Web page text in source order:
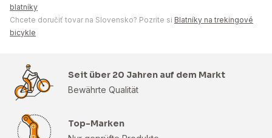
blatníky
Chcete doručiť tovar na Slovensko? Pozrite si Blatníky na trekingové
bicykle
Seit über 20 Jahren auf dem Markt
Bewährte Qualität
Top-Marken